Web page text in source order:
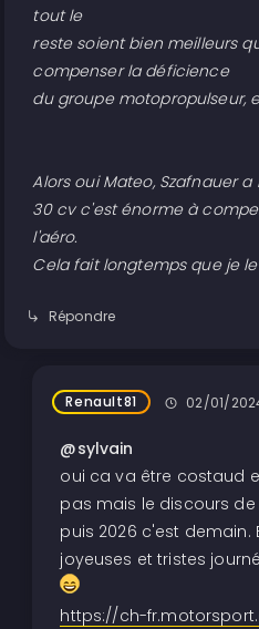
tout le
reste soient bien meilleurs
compenser la déficience
du groupe motopropulseur,
Alors oui Mateo, Szafnauer
30 cv c'est énorme à
l'aéro.
Cela fait longtemps que je le
Répondre
Renault81 02/01/
@sylvain
oui ca va être costaud
pas mais le discours
puis 2026 c'est demain.
joyeuses et tristes
https://ch-